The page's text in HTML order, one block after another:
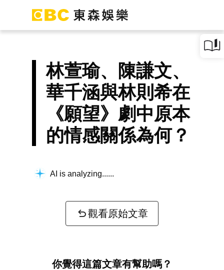
林萱瑜、陳謙文、
華千涵與林則希在
《願望》劇中原本
的情感關係為何？
AI is analyzing...
觀看原始文章
你覺得這篇文章有幫助嗎？